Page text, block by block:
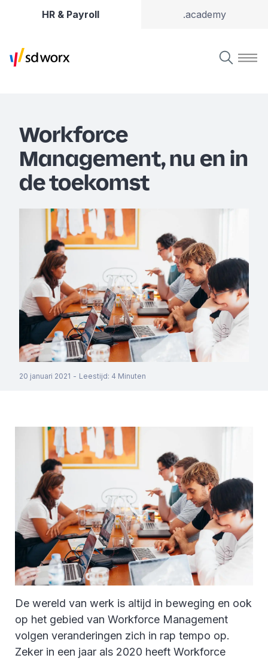
HR & Payroll .academy
Workforce
Management, nu en in
de toekomst
20 januari 2021 - Leestijd: 4 Minuten
De wereld van werk is altijd in beweging en ook
op het gebied van Workforce Management
volgen veranderingen zich in rap tempo op.
Zeker in een jaar als 2020 heeft Workforce